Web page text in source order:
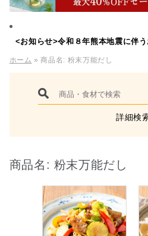
<お知らせ>令和８年熊本地震に伴
ホーム » 商品名: 粉末万能だし
詳細検
商品名: 粉末万能だし